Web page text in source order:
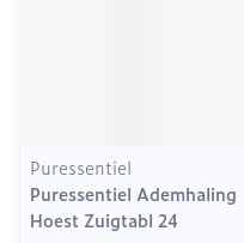
Puressentiel
Puressentiel Ademhaling
Hoest Zuigtabl 24